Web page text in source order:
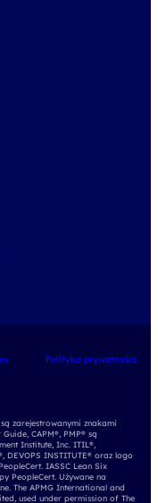
Polityka prywatności
zarejestrowanymi znakami
CAPM®, PMP® są
Institute, Inc. ITIL®,
DEVOPS INSTITUTE® oraz logo
IASSC Lean Six
PeopleCert. Używane na
The APMG International and
used under permission of The